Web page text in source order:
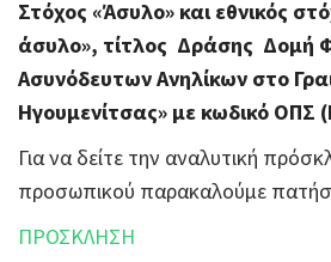
Στόχος «Άσυλο» και εθνικός
άσυλο», τίτλος Δράσης Δομή
Ασυνόδευτων Ανηλίκων στο
Ηγουμενίτσας» με κωδικό ΟΠΣ
Για να δείτε την αναλυτική
προσωπικού παρακαλούμε
ΠΡΟΣΚΛΗΣΗ